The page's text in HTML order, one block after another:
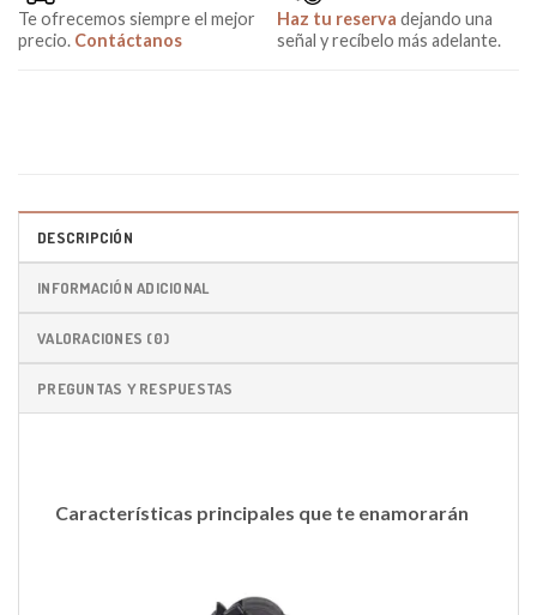
Te ofrecemos siempre el mejor
precio. Contáctanos
Haz tu reserva dejando una
señal y recíbelo más adelante.
DESCRIPCIÓN
INFORMACIÓN ADICIONAL
VALORACIONES (0)
PREGUNTAS Y RESPUESTAS
Características principales que te enamorarán